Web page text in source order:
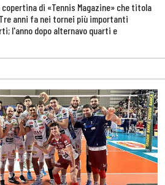
di «Tennis Magazine» che titola
anni fa nei tornei più importanti
l'anno dopo alternavo quarti e